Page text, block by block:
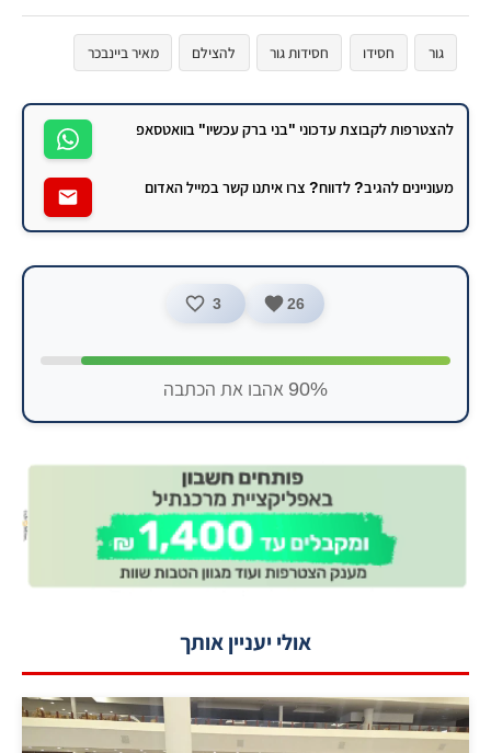
גור חסידו חסידות גור להצילם מאיר ביינבכר
להצטרפות לקבוצת עדכוני "בני ברק עכשיו" בוואטסאפ
מעוניינים להגיב? לדווח? צרו איתנו קשר במייל האדום
26
3
90% אהבו את הכתבה
אולי יעניין אותך